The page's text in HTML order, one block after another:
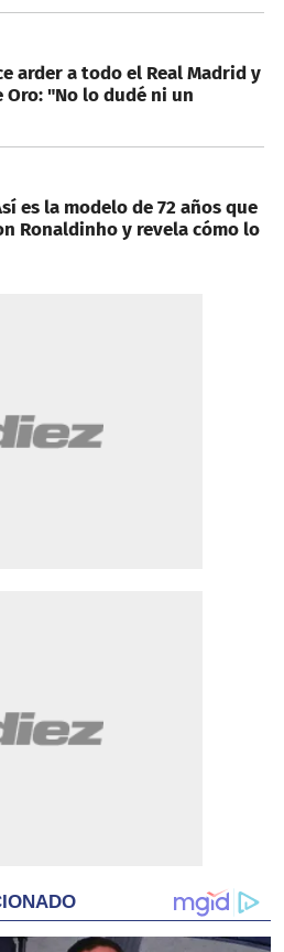
arder a todo el Real Madrid y
Oro: "No lo dudé ni un
es la modelo de 72 años que
Ronaldinho y revela cómo lo